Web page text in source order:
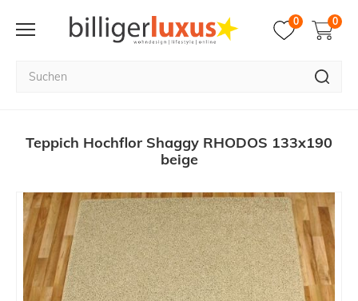
0 0
Teppich Hochflor Shaggy RHODOS 133x190
beige